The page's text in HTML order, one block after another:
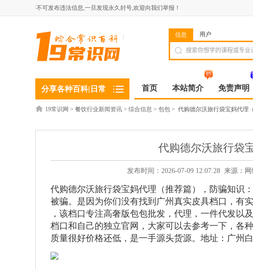
不可发布违法信息,一旦发现永久封号,欢迎向我们举报！
信息 用户
分享各种百科|日常 首页 本站简介 免责声明
19常识网 > 餐饮行业新闻资讯 > 综合信息 > 包包 > 代购德尔沃旅行袋宝妈代理
代购德尔沃旅行袋
发布时间：2026-07-09 12:07:28 来源：
代购德尔沃旅行袋宝妈代理（推荐篇） ， 防骗知识
被骗。是因为你们没有找到广州真实皮具档口，有
，该档口专注高奢版包包批发，代理，一件代发以
档口和自己的独立官网，大家可以去参考一下，各
质量很好价格还低，是一手源头货源。地址：广州